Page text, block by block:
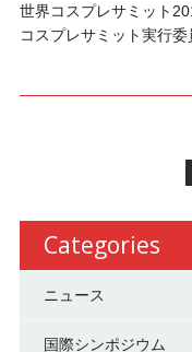
世界コスプレサミット
コスプレサミット実行
Categories
ニュース
国際シンポジウム